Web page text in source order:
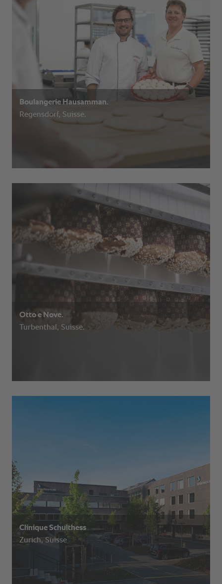
Boulangerie Hausamman.
Regensdorf, Suisse.
Otto e Nove.
Turbenthal, Suisse.
Clinique Schulthess
Zurich, Suisse